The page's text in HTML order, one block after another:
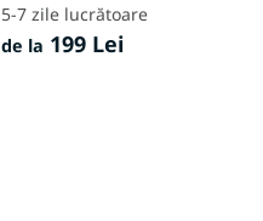
5-7 zile lucrătoare
de la 199 Lei